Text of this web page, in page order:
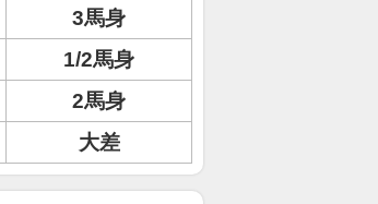
3馬身
1/2馬身
2馬身
大差